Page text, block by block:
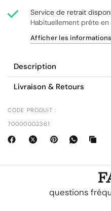
Service de retrait
Habituellement prête en
Afficher les
Description
Livraison & Retours
CODE PRODUIT :
70000002361
questions